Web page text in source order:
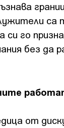
са
го
без да
от